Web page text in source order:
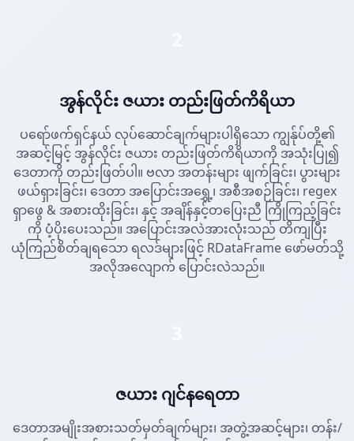
အွန်လိုင်း ဇယား တည်းဖြတ်ကိရိယာ
ပရော်ဖက်ရှင်နယ် လုပ်ဆောင်ချက်များပါရှိသော ကျွန်ုပ်တို့၏
အဆင့်မြင့် အွန်လိုင်း ဇယား တည်းဖြတ်ကိရိယာကို အသုံးပြု၍
ဒေတာကို တည်းဖြတ်ပါ။ ဗလာ အတန်းများ ဖျက်ခြင်း၊ ပွားများ
ဖယ်ရှားခြင်း၊ ဒေတာ အပြောင်းအရွှေ့၊ အစီအစဉ်ခြင်း၊ regex
ရှာဖွေ & အစားထိုးခြင်း၊ နှင့် အချိန်နှင့်တပြေးညီ ကြိုကြည့်ခြင်း
ကို ပံ့ပိုးပေးသည်။ အပြောင်းအလဲအားလုံးသည် တိကျပြီး
ယုံကြည်စိတ်ချရသော ရလဒ်များဖြင့် RDataFrame ဖော်မတ်သို့
အလိုအလျောက် ပြောင်းလဲသည်။
ဇယား ဂျင်နရေတာ
ဒေတာအမျိုးအစားသတ်မှတ်ချက်များ၊ အတွဲ့အဆင့်များ၊ တန်း/